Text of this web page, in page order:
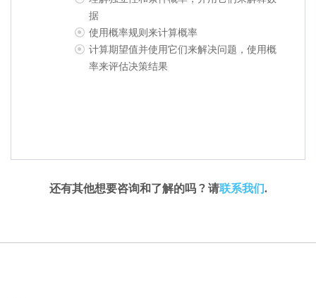
据
使用概率规则来计算概率
计算期望值并使用它们来解决问题，使用概
率来评估决策结果
还有其他想要咨询和了解的吗 ? 请联系我们.